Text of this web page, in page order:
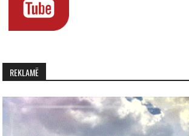
REKLAMË